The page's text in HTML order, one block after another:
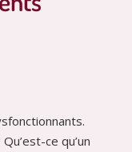
ce qu’un